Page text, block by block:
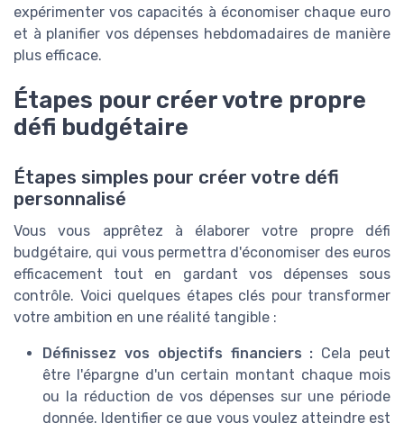
expérimenter vos capacités à économiser chaque euro
et à planifier vos dépenses hebdomadaires de manière
plus efficace.
Étapes pour créer votre propre
défi budgétaire
Étapes simples pour créer votre défi
personnalisé
Vous vous apprêtez à élaborer votre propre défi
budgétaire, qui vous permettra d'économiser des euros
efficacement tout en gardant vos dépenses sous
contrôle. Voici quelques étapes clés pour transformer
votre ambition en une réalité tangible :
Définissez vos objectifs financiers : Cela peut
être l'épargne d'un certain montant chaque mois
ou la réduction de vos dépenses sur une période
donnée. Identifier ce que vous voulez atteindre est